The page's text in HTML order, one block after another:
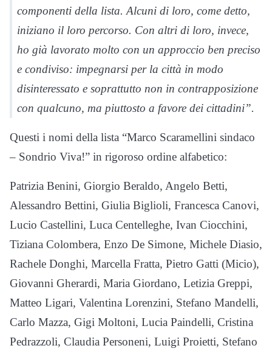
componenti della lista. Alcuni di loro, come detto,
iniziano il loro percorso. Con altri di loro, invece,
ho già lavorato molto con un approccio ben preciso
e condiviso: impegnarsi per la città in modo
disinteressato e soprattutto non in contrapposizione
con qualcuno, ma piuttosto a favore dei cittadini”.
Questi i nomi della lista “Marco Scaramellini sindaco
– Sondrio Viva!” in rigoroso ordine alfabetico:
Patrizia Benini, Giorgio Beraldo, Angelo Betti,
Alessandro Bettini, Giulia Biglioli, Francesca Canovi,
Lucio Castellini, Luca Centelleghe, Ivan Ciocchini,
Tiziana Colombera, Enzo De Simone, Michele Diasio,
Rachele Donghi, Marcella Fratta, Pietro Gatti (Micio),
Giovanni Gherardi, Maria Giordano, Letizia Greppi,
Matteo Ligari, Valentina Lorenzini, Stefano Mandelli,
Carlo Mazza, Gigi Moltoni, Lucia Paindelli, Cristina
Pedrazzoli, Claudia Personeni, Luigi Proietti, Stefano